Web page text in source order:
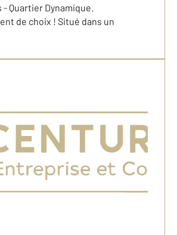
Quartier Dynamique.
de choix ! Situé dans un